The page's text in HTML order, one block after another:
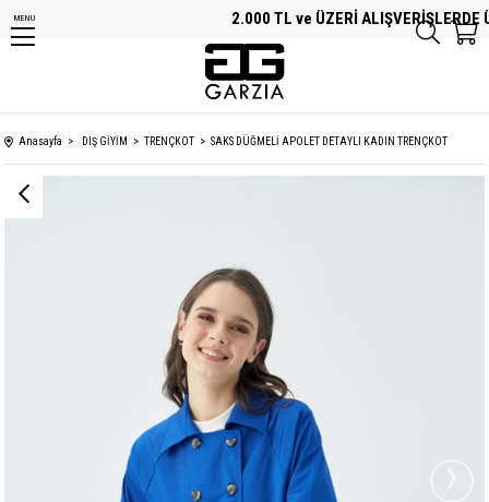
2.000 TL ve ÜZERİ ALIŞVERİŞLERDE
MENU
Anasayfa DIŞ GİYİM TRENÇKOT SAKS DÜĞMELİ APOLET DETAYLI KADIN TRENÇKOT